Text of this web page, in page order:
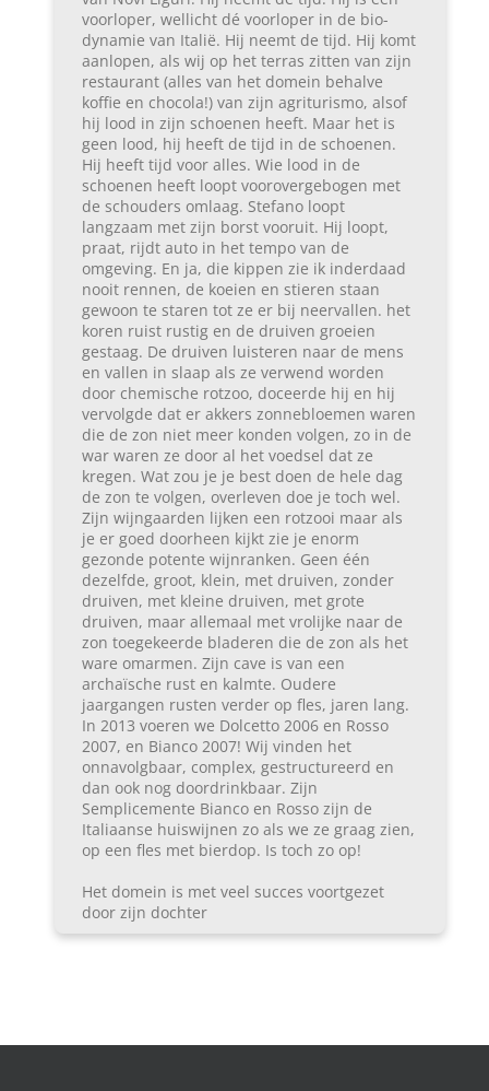
voorloper, wellicht dé voorloper in de bio-
dynamie van Italië. Hij neemt de tijd. Hij komt
aanlopen, als wij op het terras zitten van zijn
restaurant (alles van het domein behalve
koffie en chocola!) van zijn agriturismo, alsof
hij lood in zijn schoenen heeft. Maar het is
geen lood, hij heeft de tijd in de schoenen.
Hij heeft tijd voor alles. Wie lood in de
schoenen heeft loopt voorovergebogen met
de schouders omlaag. Stefano loopt
langzaam met zijn borst vooruit. Hij loopt,
praat, rijdt auto in het tempo van de
omgeving. En ja, die kippen zie ik inderdaad
nooit rennen, de koeien en stieren staan
gewoon te staren tot ze er bij neervallen. het
koren ruist rustig en de druiven groeien
gestaag. De druiven luisteren naar de mens
en vallen in slaap als ze verwend worden
door chemische rotzoo, doceerde hij en hij
vervolgde dat er akkers zonnebloemen waren
die de zon niet meer konden volgen, zo in de
war waren ze door al het voedsel dat ze
kregen. Wat zou je je best doen de hele dag
de zon te volgen, overleven doe je toch wel.
Zijn wijngaarden lijken een rotzooi maar als
je er goed doorheen kijkt zie je enorm
gezonde potente wijnranken. Geen één
dezelfde, groot, klein, met druiven, zonder
druiven, met kleine druiven, met grote
druiven, maar allemaal met vrolijke naar de
zon toegekeerde bladeren die de zon als het
ware omarmen. Zijn cave is van een
archaïsche rust en kalmte. Oudere
jaargangen rusten verder op fles, jaren lang.
In 2013 voeren we Dolcetto 2006 en Rosso
2007, en Bianco 2007! Wij vinden het
onnavolgbaar, complex, gestructureerd en
dan ook nog doordrinkbaar. Zijn
Semplicemente Bianco en Rosso zijn de
Italiaanse huiswijnen zo als we ze graag zien,
op een fles met bierdop. Is toch zo op!
Het domein is met veel succes voortgezet
door zijn dochter